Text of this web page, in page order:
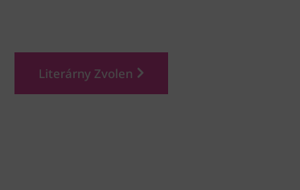
Literárny Zvolen